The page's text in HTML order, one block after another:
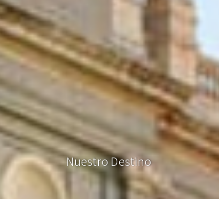
NuestroDestino